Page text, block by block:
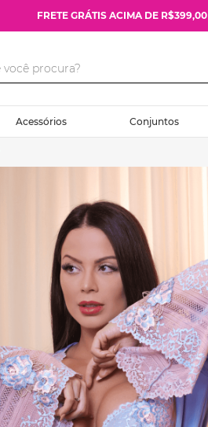
FRETE GRÁTIS ACIMA DE R$399,00
Acessórios Conjuntos